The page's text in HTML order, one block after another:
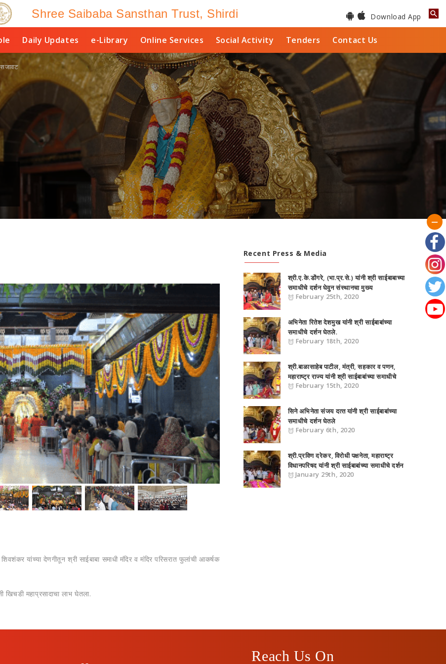
Shree Saibaba Sansthan Trust, Shirdi Download App
Daily Updates e-Library Online Services Social Activity Tenders Contact Us
सजावट
यांच्‍या देणगीतून श्री साईबाबा समाधी मंदिर व मंदिर परिसरात फुलांची आकर्षक
खिचडी महाप्रसादाचा लाभ घेतला.
Recent Press & Media
श्री.ए.के.डोंगरे, (भा.प्र.से.) यांनी श्री साईबाबाच्या
समाधीचे दर्शन घेवुन संस्‍थानचा मुख्‍य
February 25th, 2020
अभिनेता रितेश देशमुख यांनी श्री साईबाबांच्या
समाधीचे दर्शन घेतले.
February 18th, 2020
श्री.बाळासाहे‍ब पाटील, मंत्री, सहकार व पणन,
महाराष्‍ट्र राज्‍य यांनी श्री साईबाबांच्या समाधीचे
February 15th, 2020
सिने अभिनेता संजय दत्‍त यांनी श्री साईबाबांच्या
समाधीचे दर्शन घेतले
February 6th, 2020
श्री.प्रविण दरेकर, विरोधी पक्षनेता, महाराष्‍ट्र
विधानपरिषद यांनी श्री साईबाबांच्या समाधीचे दर्शन
January 29th, 2020
Reach Us On